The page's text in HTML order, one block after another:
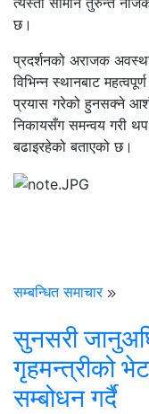
छ।
प्रदर्शनको अराजक
विभिन्न स्थानबाट
प्रयास गरेको हुनसक्ने
निकायसँग समन्वय गरी
बढाइरहेको बताएको छ।
सम्बन्धित समाचार
सुनसरी
गृहमन्त्रीको
सम्बोधन गर्दै